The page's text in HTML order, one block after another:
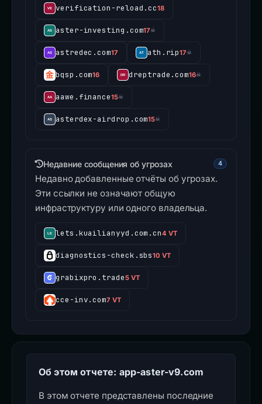
verification-reload.cc18
aster-investing.com17☠
astredec.com17 ath.rip17☠
bqsp.com16 dreptrade.com16☠
aawe.finance15☠
asterdex-airdrop.com15☠
Недавние сообщения об угрозах 4
Недавно добавленные отчёты об угрозах.
Эти ссылки не означают общую
инфраструктуру или одного владельца.
lets.kuailianyyd.com.cn4 VT
diagnostics-check.sbs10 VT
grabixpro.trade5 VT
cce-inv.com7 VT
Об этом отчете: app-aster-v9.com
В этом отчете представлены последние